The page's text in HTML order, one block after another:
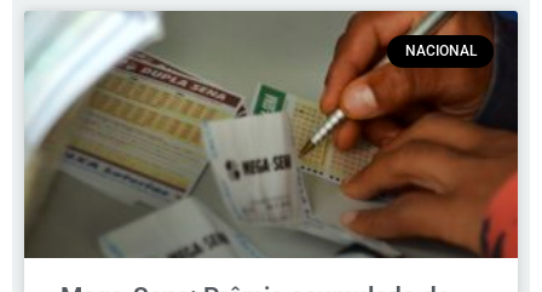
NACIONAL